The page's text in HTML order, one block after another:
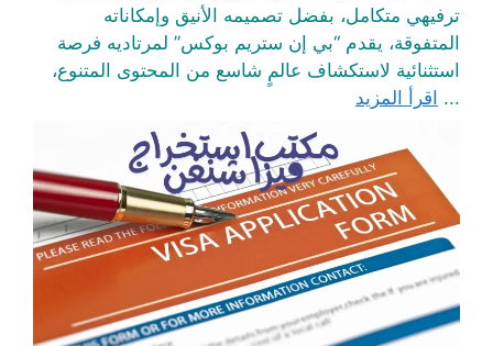
ترفيهي متكامل، بفضل تصميمه الأنيق وإمكاناته
المتفوقة، يقدم “بي إن ستريم بوكس” لمرتاديه فرصة
استثنائية لاستكشاف عالمٍ شاسع من المحتوى المتنوع،
... اقرأ المزيد